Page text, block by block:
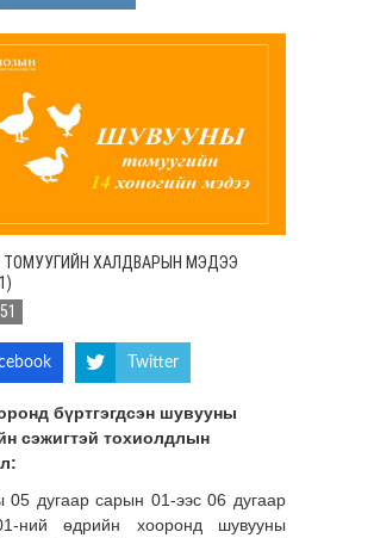
ХАЛДВАРЫН МЭДЭЭ
Twitter
бүртгэгдсэн шувууны
сэжигтэй тохиолдлын
05 дугаар сарын 01-ээс 06 дугаар
ний өдрийн хооронд шувууны